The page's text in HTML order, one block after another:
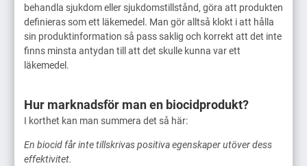
behandla sjukdom eller sjukdomstillstånd, göra att produkten
definieras som ett läkemedel. Man gör alltså klokt i att hålla
sin produktinformation så pass saklig och korrekt att det inte
finns minsta antydan till att det skulle kunna var ett
läkemedel.
Hur marknadsför man en biocidprodukt?
I korthet kan man summera det så här:
En biocid får inte tillskrivas positiva egenskaper utöver dess
effektivitet.